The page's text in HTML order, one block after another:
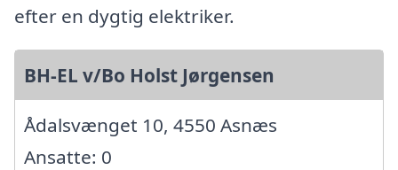
efter en dygtig elektriker.
BH-EL v/Bo Holst Jørgensen
Ådalsvænget 10, 4550 Asnæs
Ansatte: 0